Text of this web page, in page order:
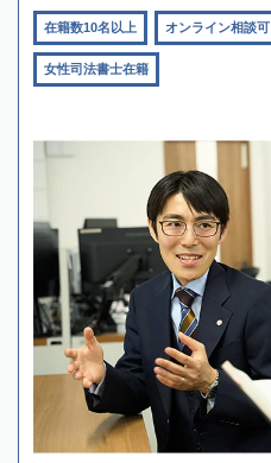
在籍数10名以上 オンライン相談可
女性司法書士在籍